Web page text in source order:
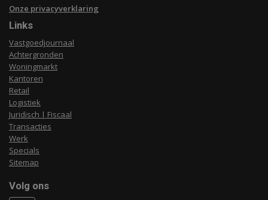
Onze privacyverklaring
Links
Vastgoedjournaal
Achtergronden
Woningmarkt
Kantoren
Retail
Logistiek
Juridisch | Fiscaal
Transacties
Werk
Specials
Sitemap
Volg ons